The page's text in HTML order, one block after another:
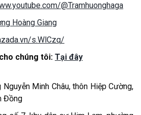
@Tramhuonghaga
Hoàng Giang
s.WlCzq/
chúng tôi: Tại đây
Minh Châu, thôn Hiệp Cường,
Đồng